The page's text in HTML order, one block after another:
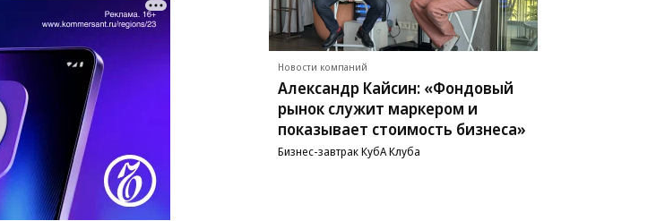
Новости компаний
Александр Кайсин: «Фондовый
рынок служит маркером и
показывает стоимость бизнеса»
Бизнес-завтрак КубА Клуба